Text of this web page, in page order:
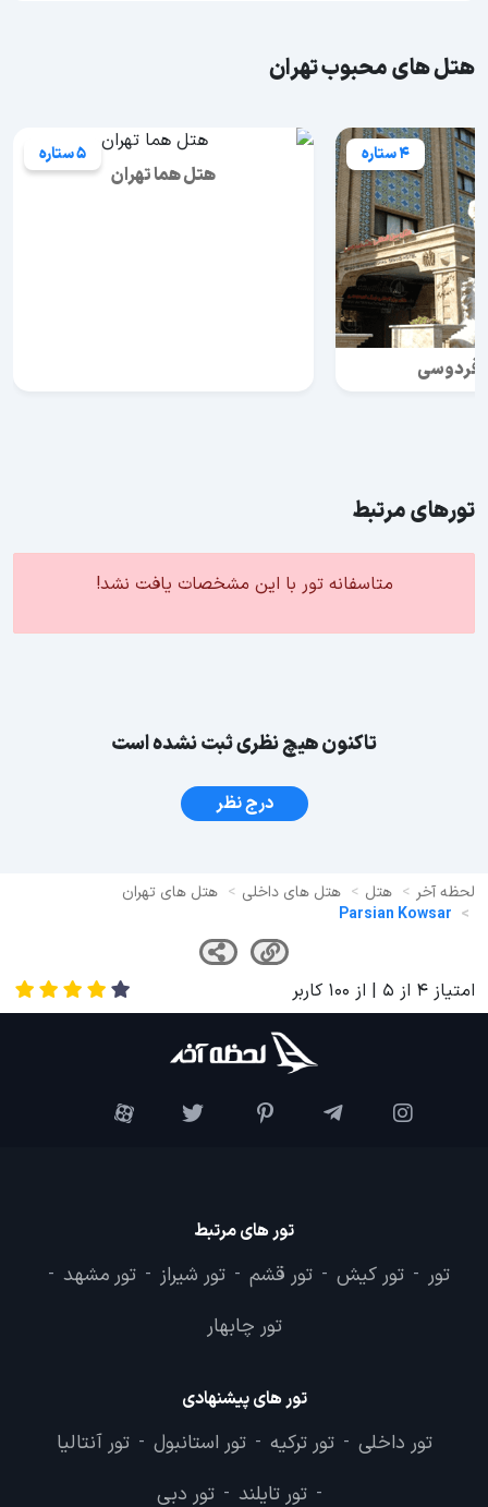
هتل های محبوب تهران
4 ستاره
فردوسی
5 ستاره
هتل هما تهران
تورهای مرتبط
متاسفانه تور با این مشخصات یافت نشد!
تاکنون هیچ نظری ثبت نشده است
درج نظر
لحظه آخر هتل هتل های داخلی
هتل های تهران
Parsian Kowsar
امتیاز 4 از 5 | از 100 کاربر
تور های مرتبط
تور - تور کیش - تور قشم - تور شیراز - تور مشهد -
تور چابهار
تور های پیشنهادی
تور داخلی - تور ترکیه - تور استانبول - تور آنتالیا
- تور تایلند - تور دبی